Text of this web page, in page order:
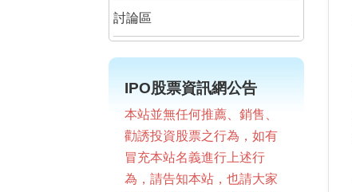
討論區
IPO股票資訊網公告
本站並無任何推薦、銷售、
勸誘投資股票之行為，如有
冒充本站名義進行上述行
為，請告知本站，也請大家